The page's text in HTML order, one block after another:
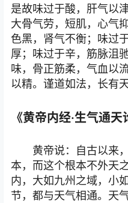
是故味过于酸，肝气以
大骨气劳，短肌，心气
色黑，肾气不衡；味过
厚；味过于辛，筋脉沮
味，骨正筋柔，气血以
以精。谨道如法，长有天
《黄帝内经·生气通
黄帝说：自古以来
本，而这个根本不外天
内，大如九州之域，小
节，都与天气相通。天